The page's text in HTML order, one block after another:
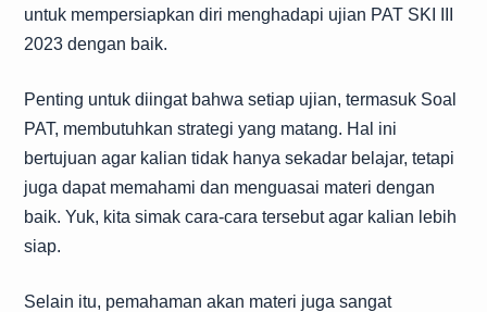
untuk mempersiapkan diri menghadapi ujian PAT SKI III
2023 dengan baik.
Penting untuk diingat bahwa setiap ujian, termasuk Soal
PAT, membutuhkan strategi yang matang. Hal ini
bertujuan agar kalian tidak hanya sekadar belajar, tetapi
juga dapat memahami dan menguasai materi dengan
baik. Yuk, kita simak cara-cara tersebut agar kalian lebih
siap.
Selain itu, pemahaman akan materi juga sangat